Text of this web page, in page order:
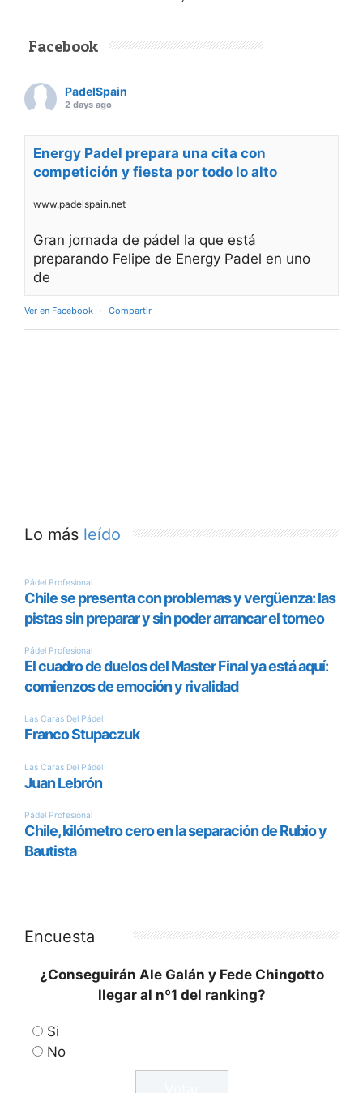
Facebook
PadelSpain
2 days ago
Energy Padel prepara una cita con
competición y fiesta por todo lo alto
www.padelspain.net
Gran jornada de pádel la que está
preparando Felipe de Energy Padel en uno
de
Ver en Facebook · Compartir
Lo más leído
Encuesta
¿Conseguirán Ale Galán y Fede Chingotto
llegar al nº1 del ranking?
Si
No